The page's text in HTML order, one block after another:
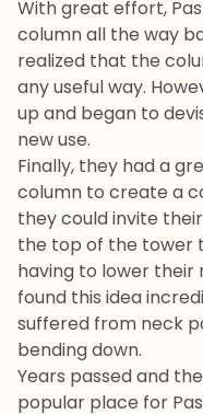
With great effort,
column all the way
realized that the
any useful way.
up and began to
new use.
Finally, they had a
column to create a
they could invite
the top of the tower
having to lower their
found this idea
suffered from neck
bending down.
Years passed and
popular place for